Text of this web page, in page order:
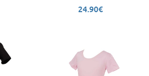
24.90€